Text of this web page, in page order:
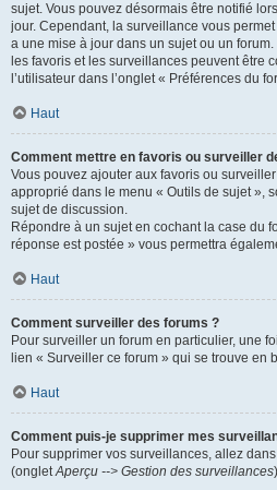
sujet. Vous pouvez désormais être notifié
jour. Cependant, la surveillance vous
a une mise à jour dans un sujet ou un
les favoris et les surveillances peuvent être
l’utilisateur dans l’onglet « Préférences du
Haut
Comment mettre en favoris ou surveiller
Vous pouvez ajouter aux favoris ou
approprié dans le menu « Outils de sujet »,
sujet de discussion.
Répondre à un sujet en cochant la case du
réponse est postée » vous permettra
Haut
Comment surveiller des forums ?
Pour surveiller un forum en particulier, une
lien « Surveiller ce forum » qui se trouve en
Haut
Comment puis-je supprimer mes
Pour supprimer vos surveillances, allez
(ongletAperçu --> Gestion des surveillances